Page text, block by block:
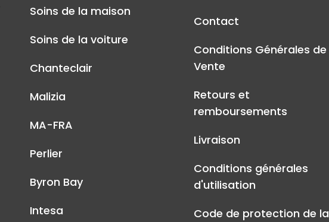
Soins de la maison
Soins de la voiture
Chanteclair
Malizia
MA-FRA
Perlier
Byron Bay
Intesa
Contact
Conditions Générales de
Vente
Retours et
remboursements
Livraison
Conditions générales
d'utilisation
Code de protection de la